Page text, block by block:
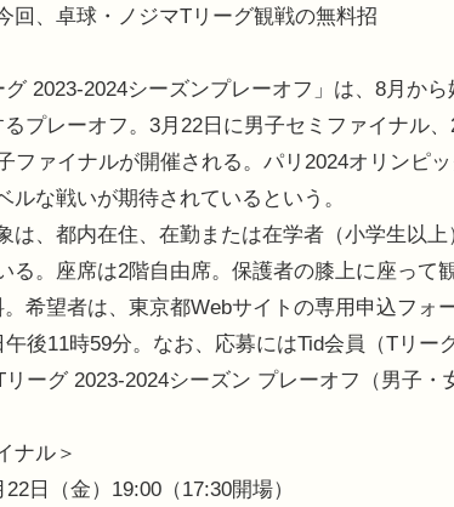
回、卓球・ノジマTリーグ観戦の無料招
2023-2024シーズンプレーオフ」は、8月か
プレーオフ。3月22日に男子セミファイナル
ファイナルが開催される。パリ2024オリンピ
ルな戦いが期待されているという。
、都内在住、在勤または在学者（小学生以上
る。座席は2階自由席。保護者の膝上に座って
希望者は、東京都Webサイトの専用申込フォ
後11時59分。なお、応募にはTid会員（Tリー
ーグ 2023-2024シーズン プレーオフ（男子
ナル＞
日（金）19:00（17:30開場）